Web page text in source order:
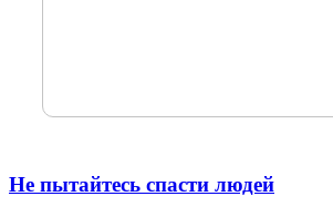
Не пытайтесь спасти людей